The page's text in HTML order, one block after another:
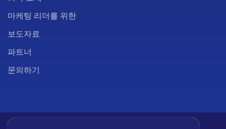
마케팅 리더를 위한
보도자료
파트너
문의하기